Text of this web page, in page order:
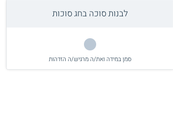
לבנות סוכה בחג סוכות
סמן במידה ואת/ה מרגיש/ה הזדהות